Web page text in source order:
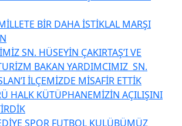
BİR DAHA İSTİKLAL MARŞI
SN. HÜSEYİN ÇAKIRTAŞ’I VE
BAKAN YARDIMCIMIZ SN.
İLÇEMİZDE MİSAFİR ETTİK
HALK KÜTÜPHANEMİZİN AÇILIŞINI
SPOR FUTBOL KULÜBÜMÜZ